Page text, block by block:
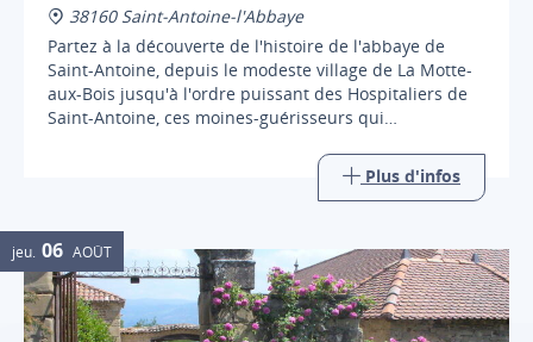
38160 Saint-Antoine-l'Abbaye
Partez à la découverte de l'histoire de l'abbaye de
Saint-Antoine, depuis le modeste village de La Motte-
aux-Bois jusqu'à l'ordre puissant des Hospitaliers de
Saint-Antoine, ces moines-guérisseurs qui
Plus d'infos
jeu. 06 AOÛT